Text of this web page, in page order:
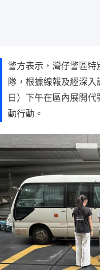
警方表示，灣仔警區
隊，根據線報及經深
日）下午在區內展開
動行動。